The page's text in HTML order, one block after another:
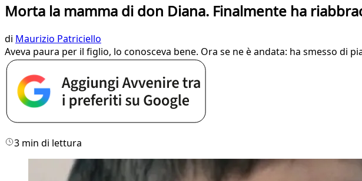
Morta la mamma di don Diana. Finalmente ha
di Maurizio Patriciello
Aveva paura per il figlio, lo conosceva bene. Ora se ne è andata: ha smesso di
3 min di lettura